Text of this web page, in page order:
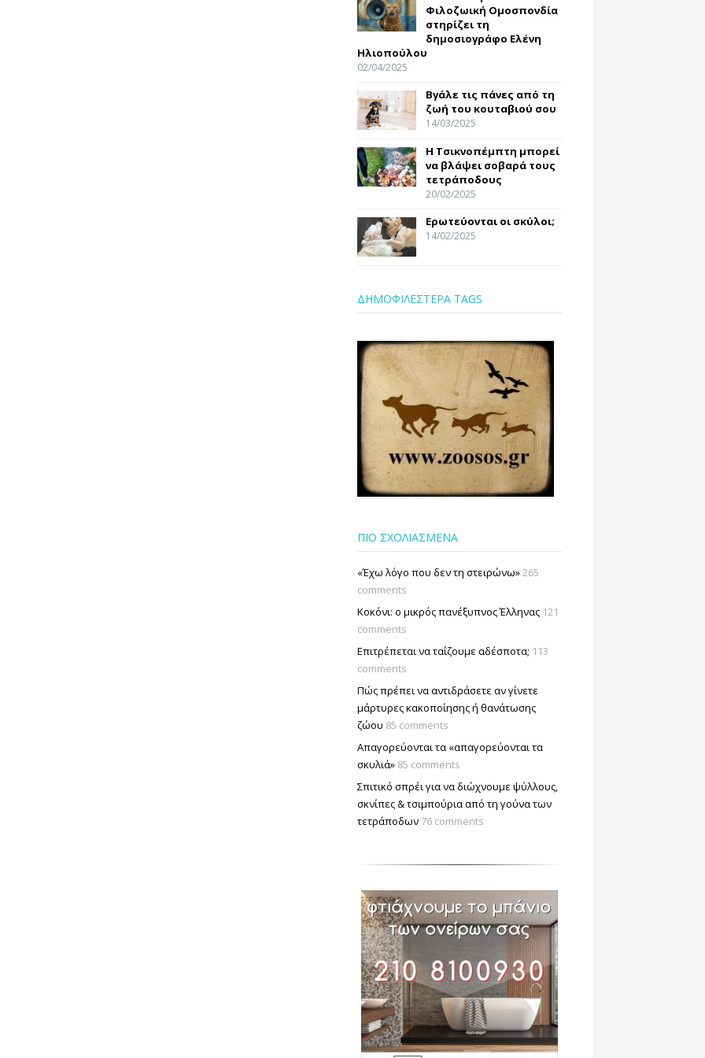
Φιλοζωική Ομοσπονδία
στηρίζει τη
δημοσιογράφο Ελένη
Ηλιοπούλου
02/04/2025
Βγάλε τις πάνες από τη
ζωή του κουταβιού σου
14/03/2025
Η Τσικνοπέμπτη μπορεί
να βλάψει σοβαρά τους
τετράποδους
20/02/2025
Ερωτεύονται οι σκύλοι;
14/02/2025
ΔΗΜΟΦΙΛΕΣΤΕΡΑ TAGS
ΠΙΟ ΣΧΟΛΙΑΣΜΕΝΑ
«Έχω λόγο που δεν τη στειρώνω»265
comments
Κοκόνι: ο μικρός πανέξυπνος Έλληνας 121
comments
Επιτρέπεται να ταΐζουµε αδέσποτα; 113
comments
Πώς πρέπει να αντιδράσετε αν γίνετε
μάρτυρες κακοποίησης ή θανάτωσης
ζώου 85 comments
Απαγορεύονται τα «απαγορεύονται τα
σκυλιά» 85 comments
Σπιτικό σπρέι για να διώχνουμε ψύλλους,
σκνίπες & τσιμπούρια από τη γούνα των
τετράποδων 76 comments